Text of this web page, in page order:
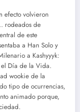
efecto volvieron
rodeados de
de este
a Han Solo y
a Kashyyyk:
Día de la Vida.
wookie de la
tipo de ocurrencias,
animado porque,